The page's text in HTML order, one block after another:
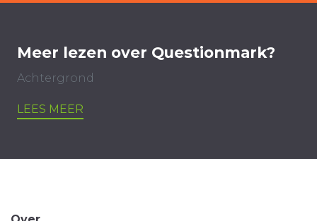
Meer lezen over Questionmark?
Achtergrond
LEES MEER